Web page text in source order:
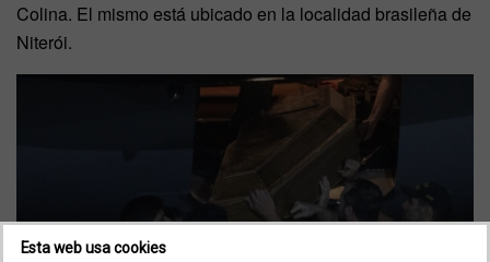
Colina. El mismo está ubicado en la localidad brasileña de
Niterói.
Esta web usa cookies